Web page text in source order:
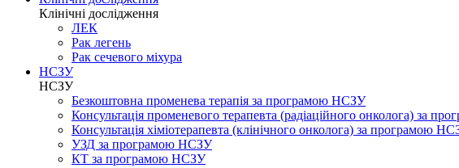
Клінічні дослідження
ЛЕК
Рак легень
Рак сечевого міхура
НСЗУ
НСЗУ
Безкоштовна променева терапія за програмою НСЗУ
Консультація променевого терапевта (радіаційного онколога) за
Консультація хіміотерапевта (клінічного онколога) за програмою
УЗД за програмою НСЗУ
КТ за програмою НСЗУ